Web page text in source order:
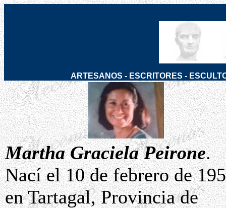
ARTESANOS - ESCRITORES -
Martha Graciela Peirone.
Nací el 10 de febrero de
en Tartagal, Provincia de